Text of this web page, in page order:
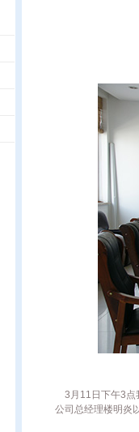
3月11日下午3点
公司总经理楼明炎